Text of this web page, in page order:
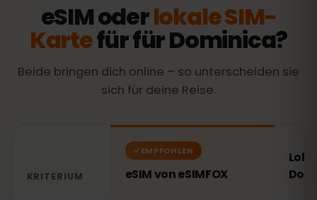
eSIM oderlokale SIM-
Kartefür für Dominica?
Beide bringen dich online – so unterscheiden sie
sich für deine Reise.
KRITERIUM
EMPFOHLEN
eSIM von eSIMFOX